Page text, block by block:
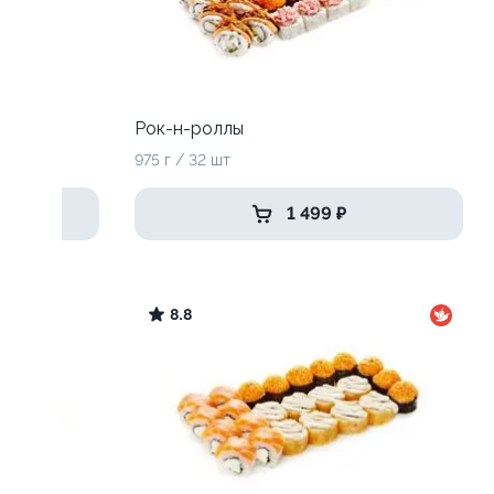
Рок-н-роллы
975 г / 32 шт
1 499 ₽
8.8